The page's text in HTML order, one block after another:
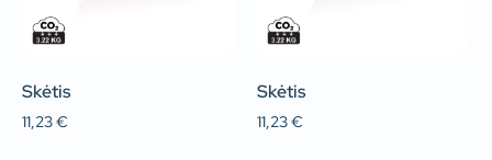
Skėtis
11,23€
Skėtis
11,23€